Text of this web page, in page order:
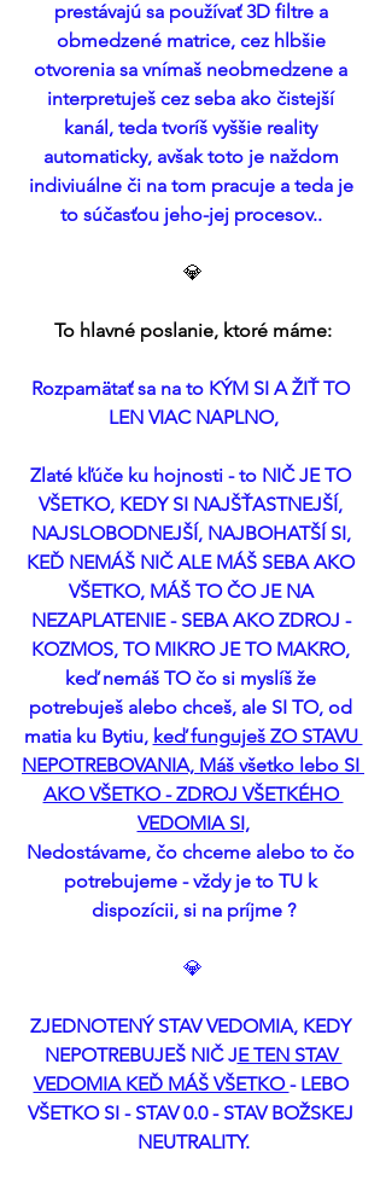
prestávajú sa používať 3D filtre a
obmedzené matrice, cez hlbšie
otvorenia sa vnímaš neobmedzene a
interpretuješ cez seba ako čistejší
kanál, teda tvoríš vyššie reality
automaticky, avšak toto je naždom
indiviuálne či na tom pracuje a teda je
to súčasťou jeho-jej procesov..
💎
To hlavné poslanie, ktoré máme:
Rozpamätať sa na to KÝM SI A ŽIŤ TO
LEN VIAC NAPLNO,
Zlaté kľúče ku hojnosti - to NIČ JE TO
VŠETKO, KEDY SI NAJŠŤASTNEJŠÍ,
NAJSLOBODNEJŠÍ, NAJBOHATŠÍ SI,
KEĎ NEMÁŠ NIČ ALE MÁŠ SEBA AKO
VŠETKO, MÁŠ TO ČO JE NA
NEZAPLATENIE - SEBA AKO ZDROJ -
KOZMOS, TO MIKRO JE TO MAKRO,
keď nemáš TO čo si myslíš že
potrebuješ alebo chceš, ale SI TO, od
matia ku Bytiu, keď funguješ ZO STAVU
NEPOTREBOVANIA, Máš všetko lebo SI
AKO VŠETKO - ZDROJ VŠETKÉHO
VEDOMIA SI,
Nedostávame, čo chceme alebo to čo
potrebujeme - vždy je to TU k
dispozícii, si na príjme ?
💎
ZJEDNOTENÝ STAV VEDOMIA, KEDY
NEPOTREBUJEŠ NIČ JE TEN STAV
VEDOMIA KEĎ MÁŠ VŠETKO - LEBO
VŠETKO SI - STAV 0.0 - STAV BOŽSKEJ
NEUTRALITY.